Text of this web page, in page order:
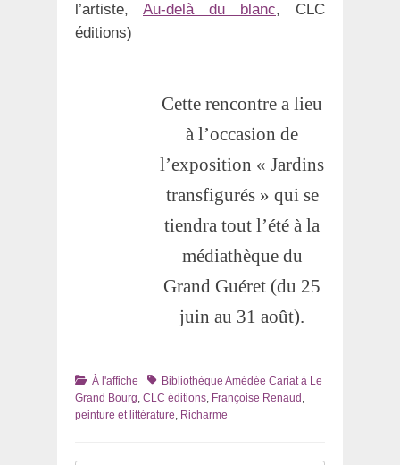
l’artiste, Au-delà du blanc, CLC
éditions)
Cette rencontre a lieu
à l’occasion de
l’exposition « Jardins
transfigurés » qui se
tiendra tout l’été à la
médiathèque du
Grand Guéret (du 25
juin au 31 août).
Catégories
À l'affiche TagsBibliothèque Amédée Cariat à Le
Grand Bourg, CLC éditions, Françoise Renaud ,
peinture et littérature, Richarme